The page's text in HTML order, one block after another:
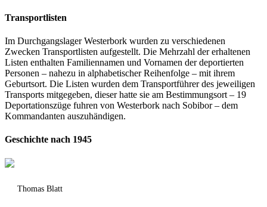
Transportlisten
Im Durchgangslager Westerbork wurden zu verschiedenen
Zwecken Transportlisten aufgestellt. Die Mehrzahl der erhaltenen
Listen enthalten Familiennamen und Vornamen der deportierten
Personen – nahezu in alphabetischer Reihenfolge – mit ihrem
Geburtsort. Die Listen wurden dem Transportführer des jeweiligen
Transports mitgegeben, dieser hatte sie am Bestimmungsort – 19
Deportationszüge fuhren von Westerbork nach Sobibor – dem
Kommandanten auszuhändigen.
Geschichte nach 1945
Thomas Blatt